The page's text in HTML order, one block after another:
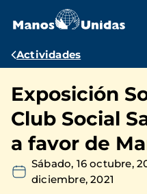
contenido
Ruta
navegación
Actividades
Exposición
Club Social
a favor de
Sábado, 16 octubre,
diciembre, 2021